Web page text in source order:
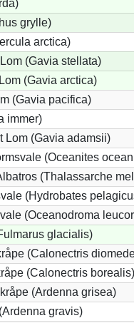
grylle)
arctica)
(Gavia stellata)
(Gavia arctica)
(Gavia pacifica)
immer)
Lom (Gavia adamsii)
(Oceanites
(Thalassarche
(Hydrobates
(Oceanodroma
glacialis)
(Calonectris
(Calonectris borealis)
(Ardenna grisea)
gravis)